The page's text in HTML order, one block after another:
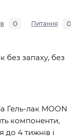
0 Питання 0
без запаху, без
Гель-лак MOON
компоненти,
до 4 тижнів і